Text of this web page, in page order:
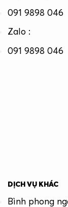
091 9898 046
Zalo :
091 9898 046
DỊCH VỤ KHÁC
Bình phong